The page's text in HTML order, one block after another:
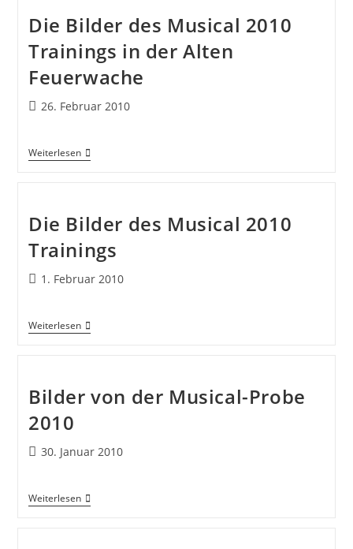
Die Bilder des Musical 2010
Trainings in der Alten
Feuerwache
26. Februar 2010
Weiterlesen
Die Bilder des Musical 2010
Trainings
1. Februar 2010
Weiterlesen
Bilder von der Musical-Probe
2010
30. Januar 2010
Weiterlesen